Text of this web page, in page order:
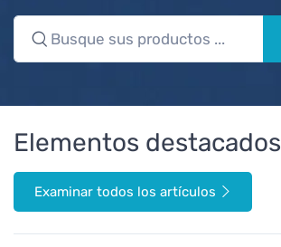
Elementos destacados
Examinar todos los artículos